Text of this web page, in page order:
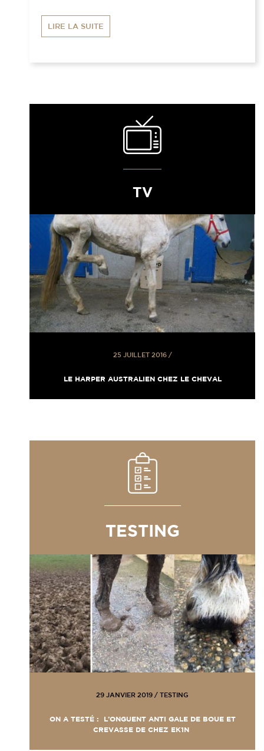
LIRE LA SUITE
TV
25 JUILLET 2016/
LE HARPER AUSTRALIEN CHEZ LE CHEVAL
TESTING
29 JANVIER 2019 / TESTING
ON A TESTÉ : L’ONGUENT ANTI GALE DE BOUE ET
CREVASSE DE CHEZ EK1N